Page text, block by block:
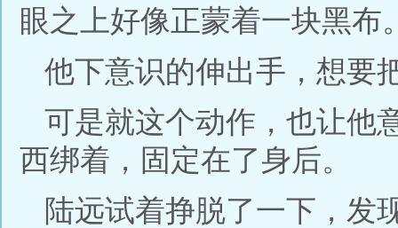
眼之上好像正蒙着一块黑布
他下意识的伸出手，想要
可是就这个动作，也让他
西绑着，固定在了身后。
陆远试着挣脱了一下，发